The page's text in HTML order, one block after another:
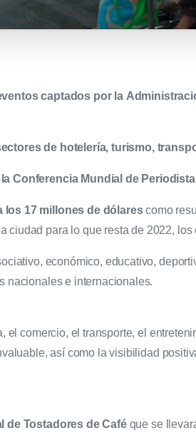
captados por la
de hotelería, turismo,
Conferencia Mundial de
los 17 millones de dólarescomo
ciudad para lo que resta de 2022,
económico, educativo,
nacionales e internacionales.
el comercio, el transporte, el
así como la visibilidad
de Tostadores de Caféque se